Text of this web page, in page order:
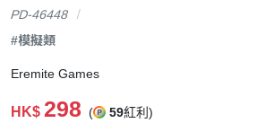
PD-46448
#模擬類
Eremite Games
HK$ 298 ( 59紅利)